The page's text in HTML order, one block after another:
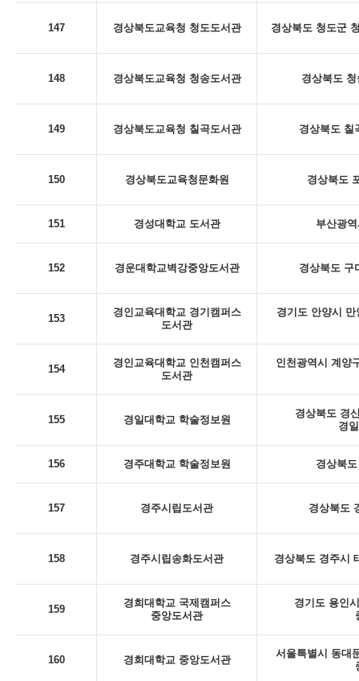
147 경상북도교육청 청도도서관 경상북도 청도군
148 경상북도교육청 청송도서관 경상북도
149 경상북도교육청 칠곡도서관 경상북도 칠
150 경상북도교육청문화원 경상북도
151 경성대학교 도서관 부산광
152 경운대학교벽강중앙도서관 경상북도 구
153
경인교육대학교 경기캠퍼스
도서관
경기도 안양시
154
경인교육대학교 인천캠퍼스
도서관
인천광역시 계양
155 경일대학교 학술정보원
경상북도 경
경
156 경주대학교 학술정보원 경상북
157 경주시립도서관 경상북도
158 경주시립송화도서관 경상북도 경주시
159
경희대학교 국제캠퍼스
중앙도서관
경기도 용인
160 경희대학교 중앙도서관
서울특별시 동대